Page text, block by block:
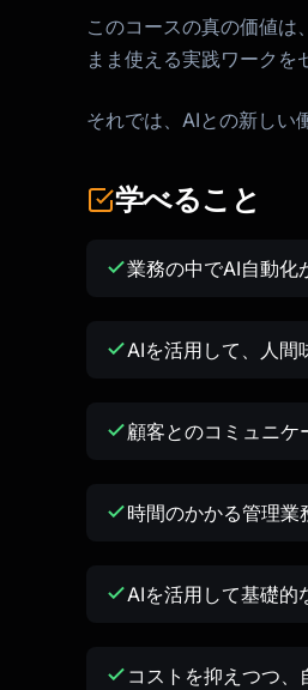
このコースの真の価値は
まま使える実践ワークを
それでは、AIとの新しい
学べること
業務の中でAI自動化
AIを活用して、人間
顧客とのコミュニケ
時間のかかる管理業
AIを活用して基礎的
コストを抑えつつ